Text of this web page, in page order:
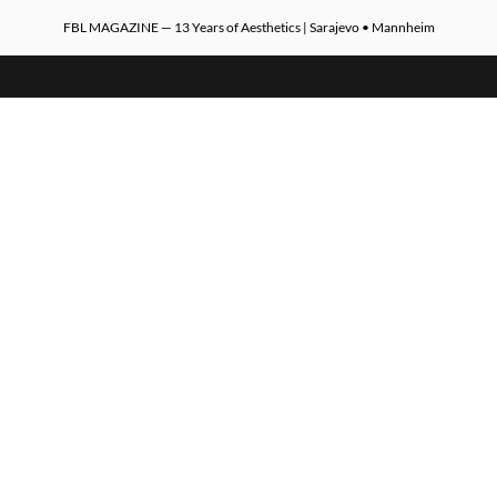
FBL MAGAZINE — 13 Years of Aesthetics | Sarajevo • Mannheim